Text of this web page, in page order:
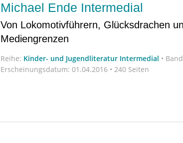
Michael Ende Intermedial
Von Lokomotivführern, Glücksdrachen
Mediengrenzen
Reihe: Kinder- und Jugendliteratur Intermedial •
Erscheinungsdatum: 01.04.2016 • 240 Seiten